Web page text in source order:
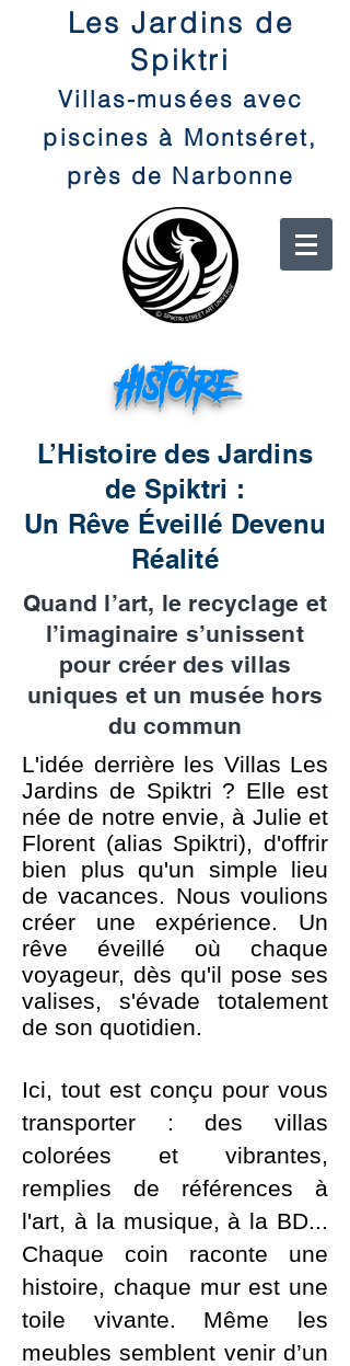
Les Jardins de
Spiktri
Villas-musées avec
piscines à Montséret,
près de Narbonne
histoire
L’Histoire des Jardins
de Spiktri :
Un Rêve Éveillé Devenu
Réalité
Quand l’art, le recyclage et
l’imaginaire s’unissent
pour créer des villas
uniques et un musée hors
du commun
L'idée derrière les Villas Les
Jardins de Spiktri ? Elle est
née de notre envie, à Julie et
Florent (alias Spiktri), d'offrir
bien plus qu'un simple lieu
de vacances. Nous voulions
créer une expérience. Un
rêve éveillé où chaque
voyageur, dès qu'il pose ses
valises, s'évade totalement
de son quotidien.
Ici, tout est conçu pour vous
transporter : des villas
colorées et vibrantes,
remplies de références à
l'art, à la musique, à la BD...
Chaque coin raconte une
histoire, chaque mur est une
toile vivante. Même les
meubles semblent venir d’un